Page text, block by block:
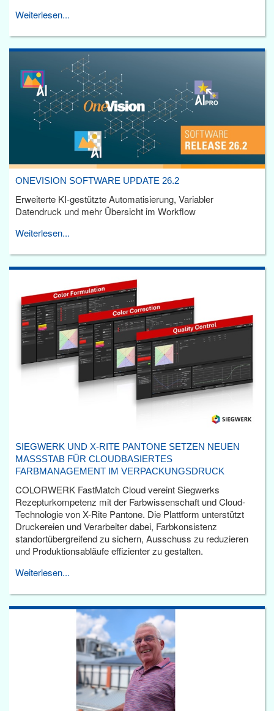
Weiterlesen...
ONEVISION SOFTWARE UPDATE 26.2
Erweiterte KI-gestützte Automatisierung, Variabler
Datendruck und mehr Übersicht im Workflow
Weiterlesen...
SIEGWERK UND X-RITE PANTONE SETZEN NEUEN
MASSSTAB FÜR CLOUDBASIERTES F
ARBMANAGEMENT IM VERPACKUNGSDRUCK
COLORWERK FastMatch Cloud vereint Siegwerks
Rezepturkompetenz mit der Farbwissenschaft und Cloud-
Technologie von X-Rite Pantone. Die Plattform unterstützt
Druckereien und Verarbeiter dabei, Farbkonsistenz
standortübergreifend zu sichern, Ausschuss zu reduzieren
und Produktionsabläufe effizienter zu gestalten.
Weiterlesen...